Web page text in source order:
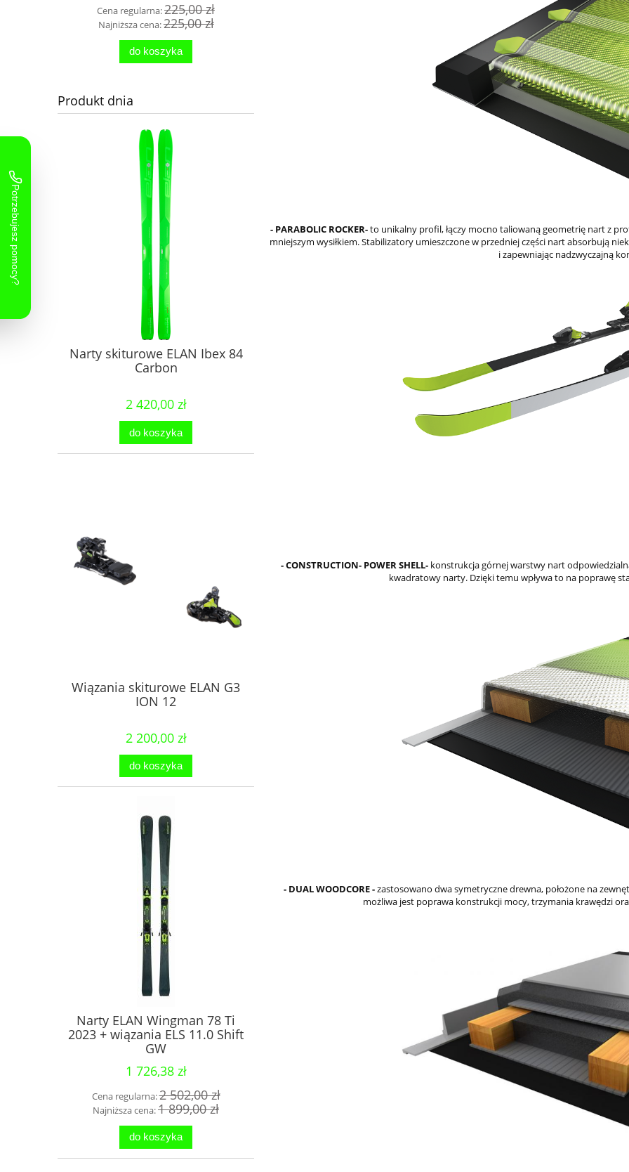
Cena regularna:225,00 zł
Najniższa cena:225,00 zł
do koszyka
Cena regularna:4 299,00 zł
Najniższa cena:2 899,00 zł
do koszyka
Produkt dnia
Narty skiturowe ELAN Ibex 84
Carbon
2 420,00 zł
do koszyka
Wiązania skiturowe ELAN G3
ION 12
2 200,00 zł
do koszyka
Narty ELAN Wingman 78 Ti
2023 + wiązania ELS 11.0 Shift
GW
1 726,38 zł
Cena regularna:2 502,00 zł
Najniższa cena:1 899,00 zł
do koszyka
- PARABOLIC ROCKER-to unikalny profil, łączy mocno taliowaną geometrię nart z
mniejszym wysiłkiem. Stabilizatory umieszczone w przedniej części nart absorbują
i zapewniając nadzwyczajną
- CONSTRUCTION- POWER SHELL- konstrukcja górnej warstwy nart
kwadratowy narty. Dzięki temu wpływa to na poprawę
- DUAL WOODCORE -zastosowano dwa symetryczne drewna, położone na
możliwa jest poprawa konstrukcji mocy, trzymania krawędzi